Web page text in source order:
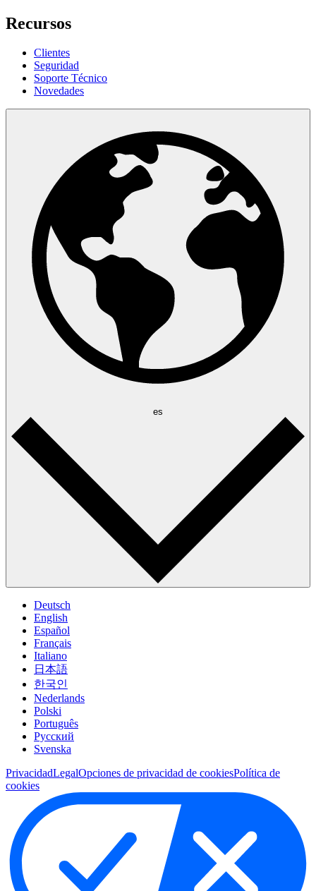
Recursos
Clientes
Seguridad
Soporte Técnico
Novedades
es
Deutsch
English
Español
Français
Italiano
日本語
한국인
Nederlands
Polski
Português
Pусский
Svenska
PrivacidadLegalOpciones de privacidad de cookiesPolítica de
cookies